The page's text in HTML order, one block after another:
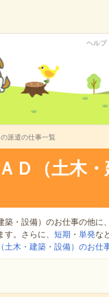
ヘルプ
派遣の仕事一覧
Ｄ（土木・
・設備）のお仕事の他に、
。さらに、 短期 ・ 単発な
土木・建築・設備）のお仕